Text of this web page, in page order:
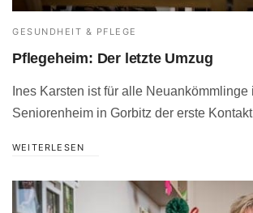
GESUNDHEIT & PFLEGE
Pflegeheim: Der letzte Umzug
Ines Karsten ist für alle Neuankömmlinge
Seniorenheim in Gorbitz der erste
WEITERLESEN